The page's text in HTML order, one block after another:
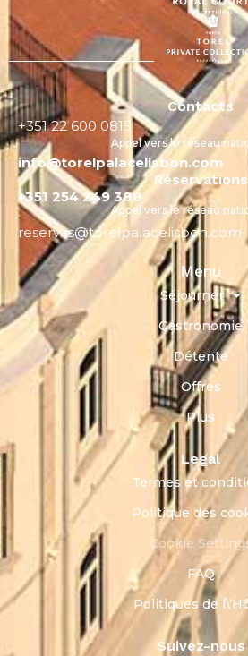
Contacts
+351 22 600 0815
Appel vers le réseau
info@torelpalacelisbon.com
Réservations
+351 254 249 388
Appel vers le réseau
reservas@torelpalacelisbon.com
Menu
Séjourner
Gastronomie
Détente
Offres
Plus
Legal
Termes et
Politique des
Cookie
FAQ
Politiques de
Suivez-nous